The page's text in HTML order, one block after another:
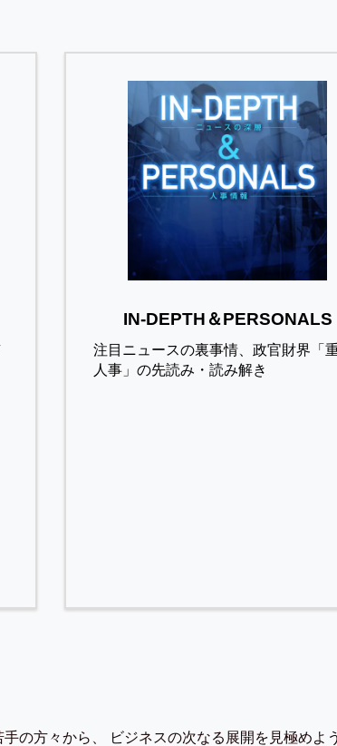
IN-DEPTH＆PERSONALS
注目ニュースの裏事情、政官財界「
人事」の先読み・読み解き
の方々から、 ビジネスの次なる展開を見極め